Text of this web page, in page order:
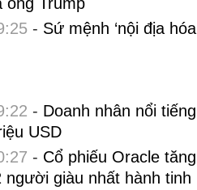
- Sứ mệnh ‘nội địa
- Doanh nhân nổi
USD
- Cổ phiếu Oracle
người giàu nhất hành tinh